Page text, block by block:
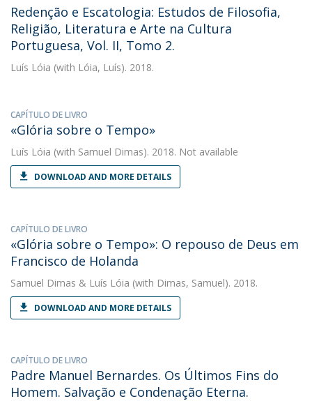
Redenção e Escatologia: Estudos de Filosofia,
Religião, Literatura e Arte na Cultura
Portuguesa, Vol. II, Tomo 2.
Luís Lóia (with Lóia, Luís). 2018.
CAPÍTULO DE LIVRO
«Glória sobre o Tempo»
Luís Lóia (with Samuel Dimas). 2018. Not available
DOWNLOAD AND MORE DETAILS
CAPÍTULO DE LIVRO
«Glória sobre o Tempo»: O repouso de Deus em
Francisco de Holanda
Samuel Dimas & Luís Lóia (with Dimas, Samuel). 2018.
DOWNLOAD AND MORE DETAILS
CAPÍTULO DE LIVRO
Padre Manuel Bernardes. Os Últimos Fins do
Homem. Salvação e Condenação Eterna.